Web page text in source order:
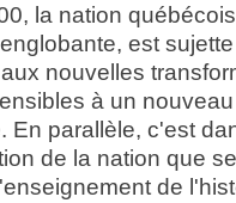
la nation
est
nouvelles
à un
En parallèle, c'est
de la nation que
de